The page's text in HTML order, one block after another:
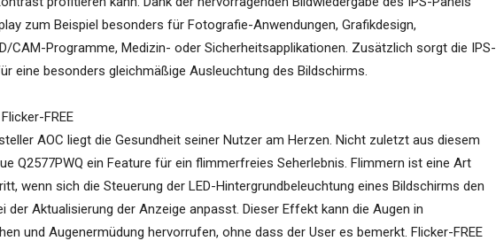
zum Beispiel besonders für Fotografie-Anwendungen, Grafikdesign,
CAM-Programme, Medizin- oder Sicherheitsapplikationen. Zusätzlich sorgt die IPS-
eine besonders gleichmäßige Ausleuchtung des Bildschirms.
FREE
AOC liegt die Gesundheit seiner Nutzer am Herzen. Nicht zuletzt aus diesem
Q2577PWQ ein Feature für ein flimmerfreies Seherlebnis. Flimmern ist eine Art
wenn sich die Steuerung der LED-Hintergrundbeleuchtung eines Bildschirms den
der Aktualisierung der Anzeige anpasst. Dieser Effekt kann die Augen in
und Augenermüdung hervorrufen, ohne dass der User es bemerkt. Flicker-FREE